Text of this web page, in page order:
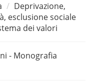
Deprivazione,
esclusione sociale
dei valori
- Monografia